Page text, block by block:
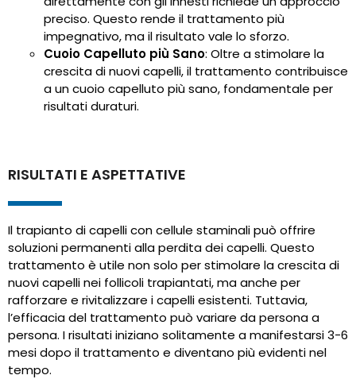
preciso. Questo rende il trattamento più
impegnativo, ma il risultato vale lo sforzo.
Cuoio Capelluto più Sano: Oltre a stimolare la
crescita di nuovi capelli, il trattamento contribuisce
a un cuoio capelluto più sano, fondamentale per
risultati duraturi.
RISULTATI E ASPETTATIVE
Il trapianto di capelli con cellule staminali può offrire
soluzioni permanenti alla perdita dei capelli. Questo
trattamento è utile non solo per stimolare la crescita di
nuovi capelli nei follicoli trapiantati, ma anche per
rafforzare e rivitalizzare i capelli esistenti. Tuttavia,
l’efficacia del trattamento può variare da persona a
persona. I risultati iniziano solitamente a manifestarsi 3-6
mesi dopo il trattamento e diventano più evidenti nel
tempo.